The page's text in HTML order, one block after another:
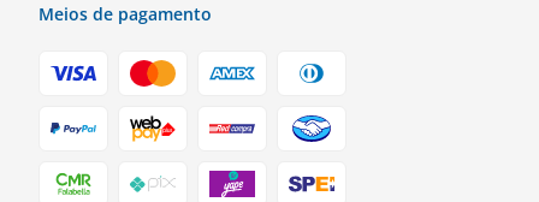
Meios de pagamento